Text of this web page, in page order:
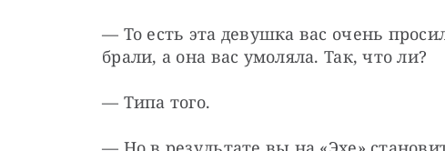
— То есть эта девушка вас очень
брали, а она вас умоляла. Так, что ли?
— Типа того.